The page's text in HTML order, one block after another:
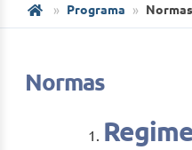
Programa Normas
Normas